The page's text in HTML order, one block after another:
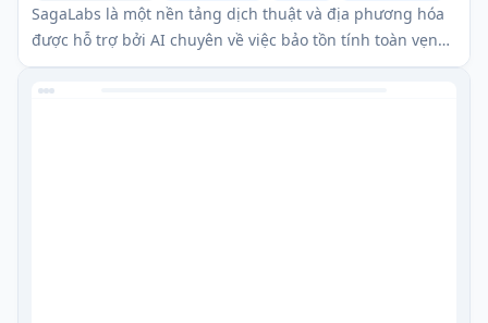
SagaLabs là một nền tảng dịch thuật và địa phương hóa
được hỗ trợ bởi AI chuyên về việc bảo tồn tính toàn vẹn
nghệ thuật của nội dung sáng tạo qua hơn 200 ngôn ngữ
trong khi giúp các nhà sáng tạo kiếm tiền từ tác phẩm